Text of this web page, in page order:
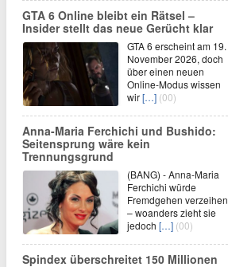
GTA 6 Online bleibt ein Rätsel –
Insider stellt das neue Gerücht klar
GTA 6 erscheint am 19.
November 2026, doch
über einen neuen
Online-Modus wissen
wir[…] (00)
Anna-Maria Ferchichi und Bushido:
Seitensprung wäre kein
Trennungsgrund
(BANG) - Anna-Maria
Ferchichi würde
Fremdgehen verzeihen
– woanders zieht sie
jedoch […] (00)
Spindex überschreitet 150 Millionen